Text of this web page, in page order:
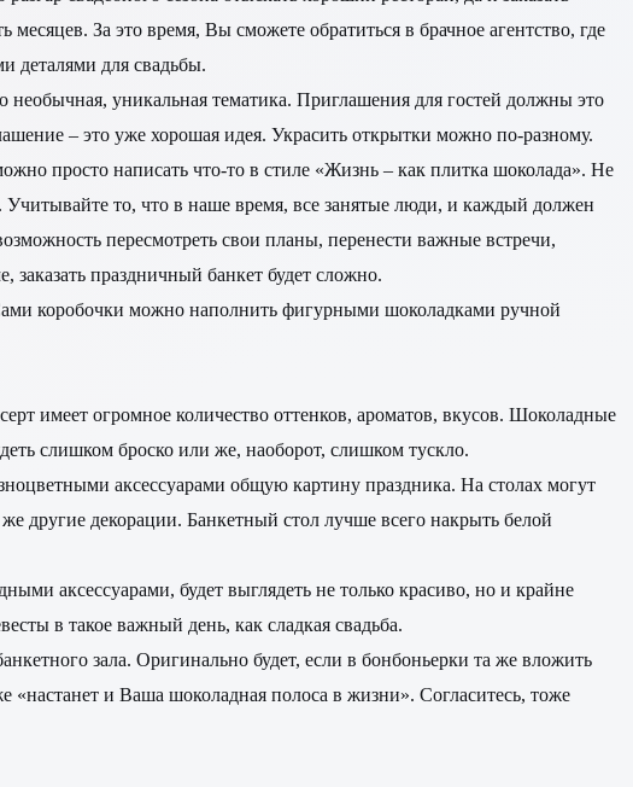
За это время, Вы сможете обратиться в брачное агентство, где
деталями для свадьбы.
необычная, уникальная тематика. Приглашения для гостей должны это
– это уже хорошая идея. Украсить открытки можно по-разному.
просто написать что-то в стиле «Жизнь – как плитка шоколада». Не
Учитывайте то, что в наше время, все занятые люди, и каждый должен
пересмотреть свои планы, перенести важные встречи,
заказать праздничный банкет будет сложно.
коробочки можно наполнить фигурными шоколадками ручной
имеет огромное количество оттенков, ароматов, вкусов. Шоколадные
слишком броско или же, наоборот, слишком тускло.
аксессуарами общую картину праздника. На столах могут
другие декорации. Банкетный стол лучше всего накрыть белой
аксессуарами, будет выглядеть не только красиво, но и крайне
в такое важный день, как сладкая свадьба.
зала. Оригинально будет, если в бонбоньерки та же вложить
«настанет и Ваша шоколадная полоса в жизни». Согласитесь, тоже